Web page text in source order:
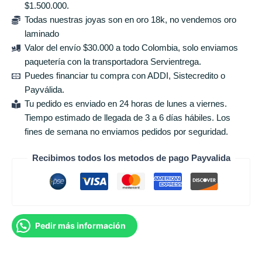
$1.500.000.
Todas nuestras joyas son en oro 18k, no vendemos oro
laminado
Valor del envío $30.000 a todo Colombia, solo enviamos
paquetería con la transportadora Servientrega.
Puedes financiar tu compra con ADDI, Sistecredito o
Payválida.
Tu pedido es enviado en 24 horas de lunes a viernes.
Tiempo estimado de llegada de 3 a 6 días hábiles. Los
fines de semana no enviamos pedidos por seguridad.
Recibimos todos los metodos de pago Payvalida
Pedir más información